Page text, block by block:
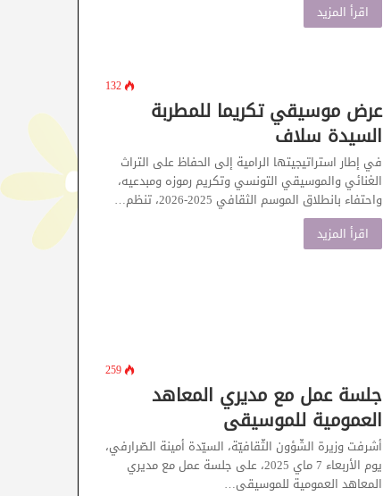
اقرأ المزيد
132
عرض موسيقي تكريما للمطربة
السيدة سلاف
في إطار استراتيجيتها الرامية إلى الحفاظ على التراث
الغنائي والموسيقي التونسي وتكريم رموزه ومبدعيه،
واحتفاء بانطلاق الموسم الثقافي 2025-2026، تنظم…
اقرأ المزيد
259
جلسة عمل مع مديري المعاهد
العمومية للموسيقى
أشرفت وزيرة الشّؤون الثّقافيّة، السيّدة أمينة الصّرارفي،
يوم الأربعاء 7 ماي 2025، على جلسة عمل مع مديري
المعاهد العمومية للموسيقى…